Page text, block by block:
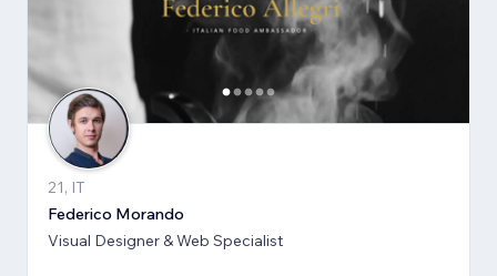
21, IT
Federico Morando
Visual Designer & Web Specialist